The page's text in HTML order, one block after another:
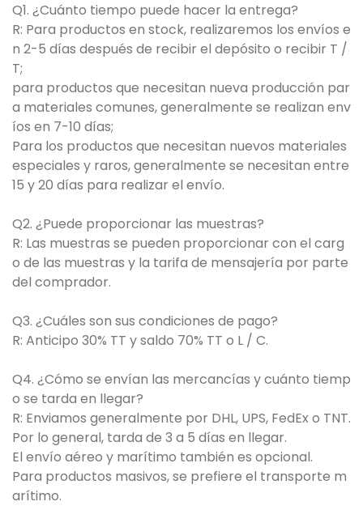
Q1. ¿Cuánto tiempo puede hacer la entrega?
R: Para productos en stock, realizaremos los envíos e
n 2-5 días después de recibir el depósito o recibir T /
T;
para productos que necesitan nueva producción par
a materiales comunes, generalmente se realizan env
íos en 7-10 días;
Para los productos que necesitan nuevos materiales
especiales y raros, generalmente se necesitan entre
15 y 20 días para realizar el envío.
Q2. ¿Puede proporcionar las muestras?
R: Las muestras se pueden proporcionar con el carg
o de las muestras y la tarifa de mensajería por parte
del comprador.
Q3. ¿Cuáles son sus condiciones de pago?
R: Anticipo 30% TT y saldo 70% TT o L / C.
Q4. ¿Cómo se envían las mercancías y cuánto tiemp
o se tarda en llegar?
R: Enviamos generalmente por DHL, UPS, FedEx o TNT.
Por lo general, tarda de 3 a 5 días en llegar.
El envío aéreo y marítimo también es opcional.
Para productos masivos, se prefiere el transporte m
arítimo.